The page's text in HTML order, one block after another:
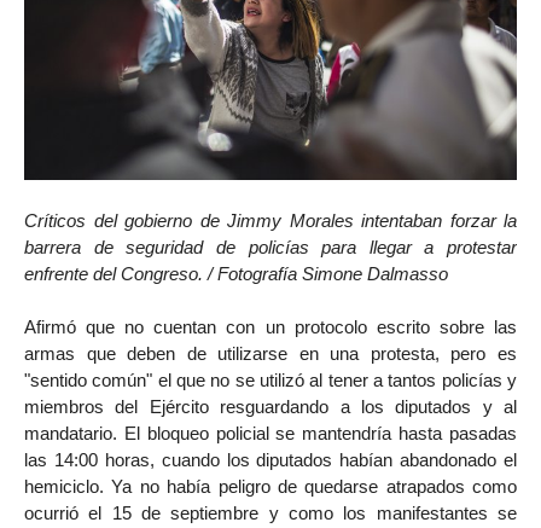
Críticos del gobierno de Jimmy Morales intentaban forzar la
barrera de seguridad de policías para llegar a protestar
enfrente del Congreso. / Fotografía Simone Dalmasso
Afirmó que no cuentan con un protocolo escrito sobre las
armas que deben de utilizarse en una protesta, pero es
"sentido común" el que no se utilizó al tener a tantos policías y
miembros del Ejército resguardando a los diputados y al
mandatario. El bloqueo policial se mantendría hasta pasadas
las 14:00 horas, cuando los diputados habían abandonado el
hemiciclo. Ya no había peligro de quedarse atrapados como
ocurrió el 15 de septiembre y como los manifestantes se